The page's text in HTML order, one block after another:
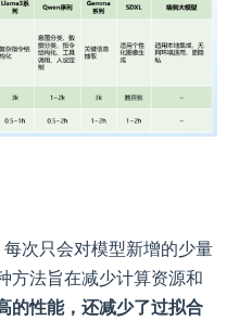
每次只会对模型新增的少量
方法旨在减少计算资源和
的性能，还减少了过拟合